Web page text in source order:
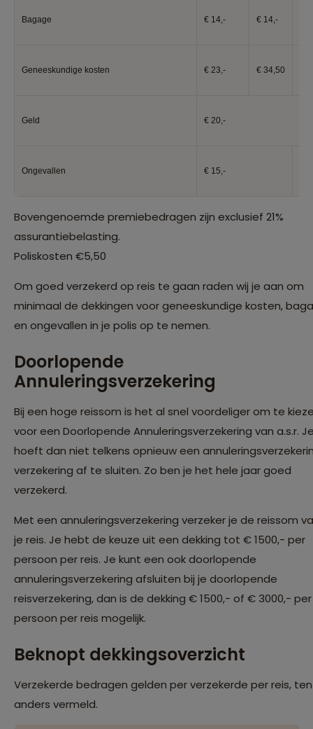
Bagage € 14,- € 14,-
Geneeskundige kosten € 23,- € 34,50
Geld € 20,-
Ongevallen € 15,-
Bovengenoemde premiebedragen zijn exclusief 21%
assurantiebelasting.
Poliskosten €5,50
Om goed verzekerd op reis te gaan raden wij je aan om
minimaal de dekkingen voor geneeskundige kosten,
en ongevallen in je polis op te nemen.
Doorlopende
Annuleringsverzekering
Bij een hoge reissom is het al snel voordeliger om te
voor een Doorlopende Annuleringsverzekering van a.s.r.
hoeft dan niet telkens opnieuw een
verzekering af te sluiten. Zo ben je het hele jaar goed
verzekerd.
Met een annuleringsverzekering verzeker je de reissom
je reis. Je hebt de keuze uit een dekking tot € 1500,- per
persoon per reis. Je kunt een ook doorlopende
annuleringsverzekering afsluiten bij je doorlopende
reisverzekering, dan is de dekking € 1500,- of € 3000,- per
persoon per reis mogelijk.
Beknopt dekkingsoverzicht
Verzekerde bedragen gelden per verzekerde per reis,
anders vermeld.